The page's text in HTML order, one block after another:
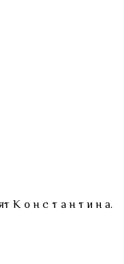
К о н с т а н т и н а.